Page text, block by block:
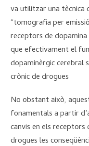
va utilitzar una tècnica
“tomografia per
receptors de
que efectivament el
dopaminèrgic cerebral
crònic de drogues
No obstant això,
fonamentals a partir
canvis en els receptors
drogues les